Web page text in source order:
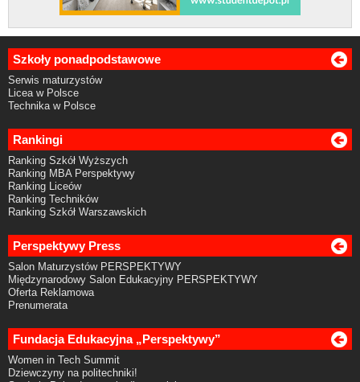
Szkoły ponadpodstawowe
Serwis maturzystów
Licea w Polsce
Technika w Polsce
Rankingi
Ranking Szkół Wyższych
Ranking MBA Perspektywy
Ranking Liceów
Ranking Techników
Ranking Szkół Warszawskich
Perspektywy Press
Salon Maturzystów PERSPEKTYWY
Międzynarodowy Salon Edukacyjny PERSPEKTYWY
Oferta Reklamowa
Prenumerata
Fundacja Edukacyjna „Perspektywy”
Women in Tech Summit
Dziewczyny na politechniki!